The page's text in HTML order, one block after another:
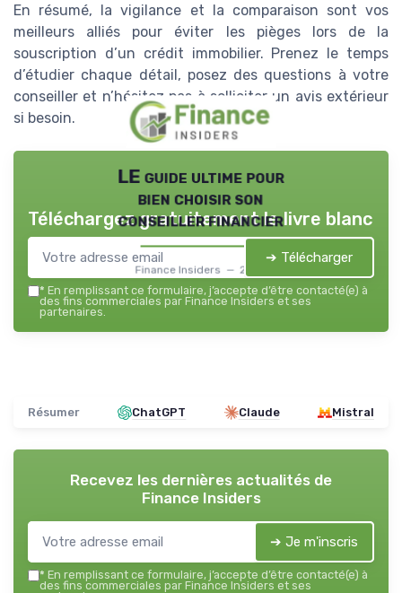
En résumé, la vigilance et la comparaison sont vos
meilleurs alliés pour éviter les pièges lors de la
souscription d’un crédit immobilier. Prenez le temps
d’étudier chaque détail, posez des questions à votre
conseiller et n’hésitez pas à solliciter un avis extérieur
si besoin.
LE guide ultime pour
bien choisir son
conseiller financier
Finance Insiders — 2026
Téléchargez gratuitement le livre blanc
➔ Télécharger
* En remplissant ce formulaire, j’accepte d’être contacté(e) à
des fins commerciales par Finance Insiders et ses
partenaires.
Résumer ChatGPT Claude Mistral
Recevez les dernières actualités de
Finance Insiders
➔ Je m'inscris
* En remplissant ce formulaire, j’accepte d’être contacté(e) à
des fins commerciales par Finance Insiders et ses